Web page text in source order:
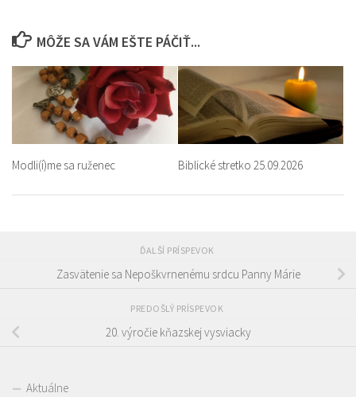
MÔŽE SA VÁM EŠTE PÁČIŤ...
Modli(í)me sa ruženec Biblické stretko 25.09.2026
ĎALŠÍ PRÍSPEVOK
Zasvätenie sa Nepoškvrnenému srdcu Panny Márie
PREDOŠLÝ PRÍSPEVOK
20. výročie kňazskej vysviacky
Aktuálne